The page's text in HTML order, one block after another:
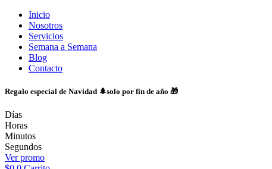
Inicio
Nosotros
Servicios
Semana a Semana
Blog
Contacto
Regalo especial de Navidad 🌲solo por fin de año 🎁
Días
Horas
Minutos
Segundos
Ver promo